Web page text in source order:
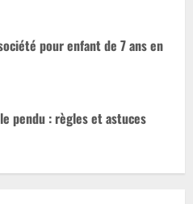
pour enfant de 7 ans en
pendu : règles et astuces